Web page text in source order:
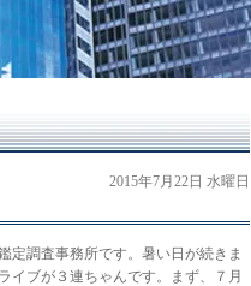
2015年7月22日 水曜日
定調査事務所です。暑い日が続きま
イブが３連ちゃんです。まず、７月